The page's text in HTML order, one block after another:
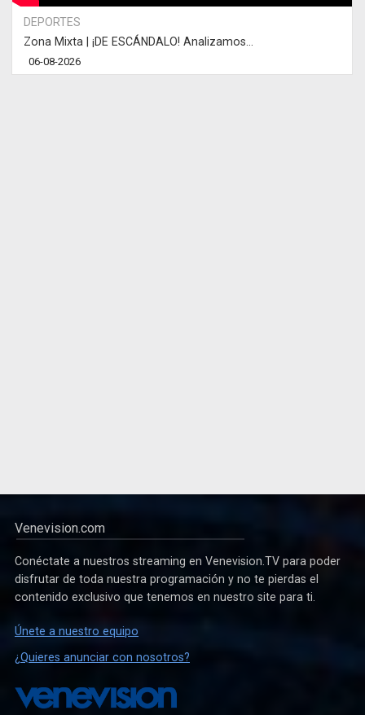
DEPORTES
Zona Mixta | ¡DE ESCÁNDALO! Analizamos...
06-08-2026
Venevision.com
Conéctate a nuestros streaming en Venevision.TV para poder
disfrutar de toda nuestra programación y no te pierdas el
contenido exclusivo que tenemos en nuestro site para ti.
Únete a nuestro equipo
¿Quieres anunciar con nosotros?